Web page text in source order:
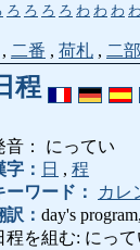
ろ ろ ろ ろ わ わ わ
, 二番 , 荷札 , 二部
程
音： にってい
字： 日 , 程
ーワード：
カレ
訳： day's
程を組む: にって